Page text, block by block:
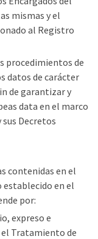
mismas y el
al Registro
procedimientos de
datos de carácter
de garantizar y
data en el marco
sus Decretos
contenidas en el
establecido en el
por:
expreso e
Tratamiento de